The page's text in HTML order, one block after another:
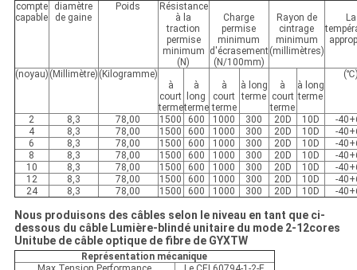
compte
capable
diamètre
de gaine
Poids
Résistance
à la
traction
permise
minimum
(N)
Charge
permise
minimum
d'écrasement
(N/100mm)
Rayon de
cintrage
minimum
(millimètres)
La
(noyau) (Millimètre) (Kilogramme)
à
court
terme
à
long
terme
à
court
terme
à long
terme
à
court
terme
à long
terme
2 8,3 78,00 1500 600 1000 300 20D 10D
-
4
8,3 78,00 1500 600 1000 300 20D 10D
-
6
8,3 78,00 1500 600 1000 300 20D 10D
-
8
8,3 78,00 1500 600 1000 300 20D 10D
-
10
8,3 78,00 1500 600 1000 300 20D 10D
-
12
8,3 78,00 1500 600 1000 300 20D 10D
-
24
8,3 78,00 1500 600 1000 300 20D 10D -
Nous produisons des câbles selon le niveau en tant que ci-
dessous du câble Lumière-blindé unitaire du mode 2-12cores
Unitube de câble optique de fibre de GYXTW
Représentation mécanique